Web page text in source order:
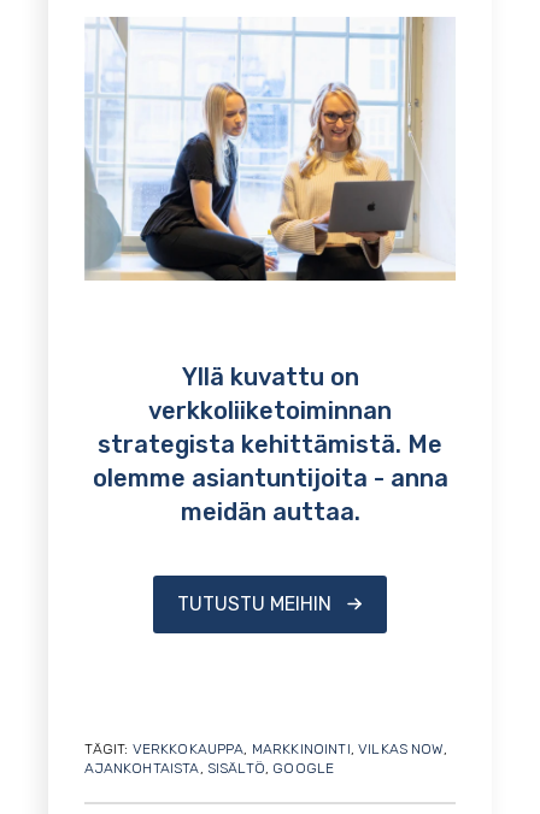
Yllä kuvattu on
verkkoliiketoiminnan
strategista kehittämistä. Me
olemme asiantuntijoita - anna
meidän auttaa.
TUTUSTU MEIHIN
TÄGIT: VERKKOKAUPPA, MARKKINOINTI,VILKAS NOW,
AJANKOHTAISTA, SISÄLTÖ, GOOGLE